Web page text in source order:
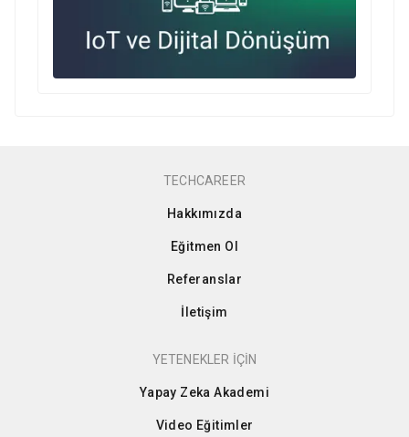
TECHCAREER
Hakkımızda
Eğitmen Ol
Referanslar
İletişim
YETENEKLER İÇİN
Yapay Zeka Akademi
Video Eğitimler